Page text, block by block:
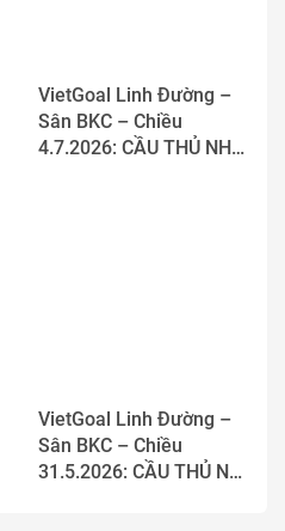
VietGoal Linh Đường –
Sân BKC – Chiều
4.7.2026: CẦU THỦ NHÍ
VietGoal Linh Đường –
Sân BKC – Chiều
31.5.2026: CẦU THỦ NHÍ